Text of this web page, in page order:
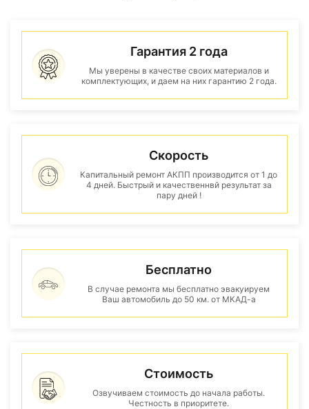
Гарантия 2 года
Мы уверены в качестве своих материалов и
комплектующих, и даем на них гарантию 2 года.
Скорость
Капитальный ремонт АКПП производится от 1 до
4 дней. Быстрый и качественнвй результат за
пару дней !
Бесплатно
В случае ремонта мы бесплатно эвакуируем
Ваш автомобиль до 50 км. от МКАД-а
Стоимость
Озвучиваем стоимость до начала работы.
Честность в приоритете.